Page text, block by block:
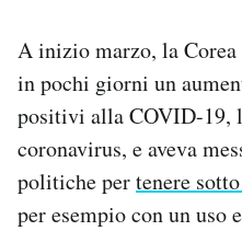
A inizio marzo, la Corea
in pochi giorni un
positivi alla COVID-19,
coronavirus, e aveva
politiche pertenere
per esempio con un uso